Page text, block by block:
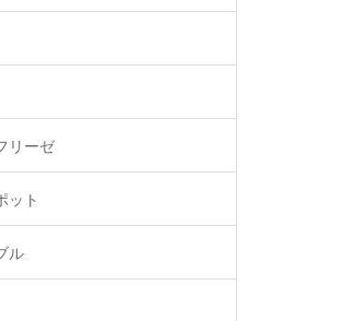
リーゼ
ット
ル